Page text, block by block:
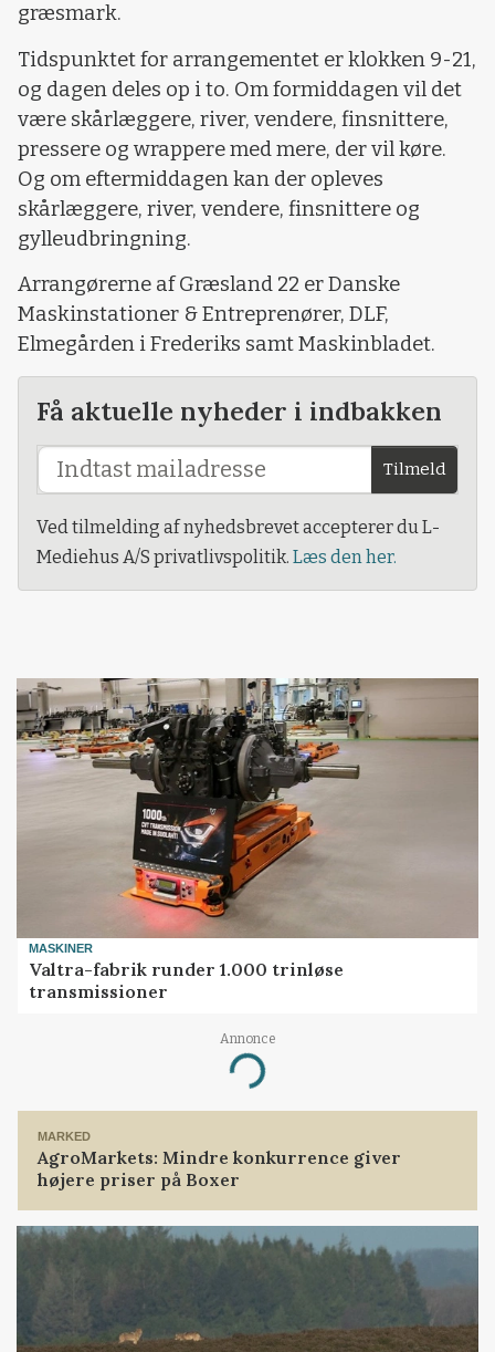
græsmark.
Tidspunktet for arrangementet er klokken 9-21,
og dagen deles op i to. Om formiddagen vil det
være skårlæggere, river, vendere, finsnittere,
pressere og wrappere med mere, der vil køre.
Og om eftermiddagen kan der opleves
skårlæggere, river, vendere, finsnittere og
gylleudbringning.
Arrangørerne af Græsland 22 er Danske
Maskinstationer & Entreprenører, DLF,
Elmegården i Frederiks samt Maskinbladet.
Få aktuelle nyheder i indbakken
Tilmeld
Ved tilmelding af nyhedsbrevet accepterer du L-
Mediehus A/S privatlivspolitik. Læs den her.
MASKINER
Valtra-fabrik runder 1.000 trinløse
transmissioner
Annonce
Loading...
MARKED
AgroMarkets: Mindre konkurrence giver
højere priser på Boxer